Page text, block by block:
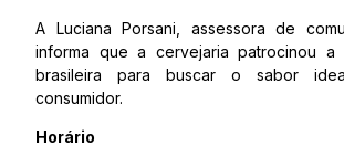
A Luciana Porsani, assessora de
informa que a cervejaria patrocinou a
brasileira para buscar o sabor
consumidor.
Horário